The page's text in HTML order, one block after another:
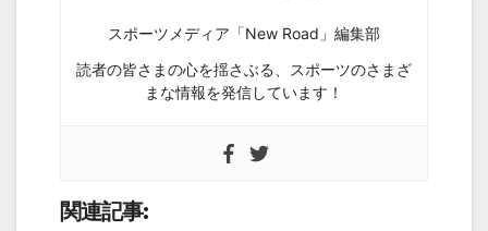
スポーツメディア「New Road」編集部
読者の皆さまの心を揺さぶる、スポーツのさまざ
まな情報を発信しています！
関連記事: